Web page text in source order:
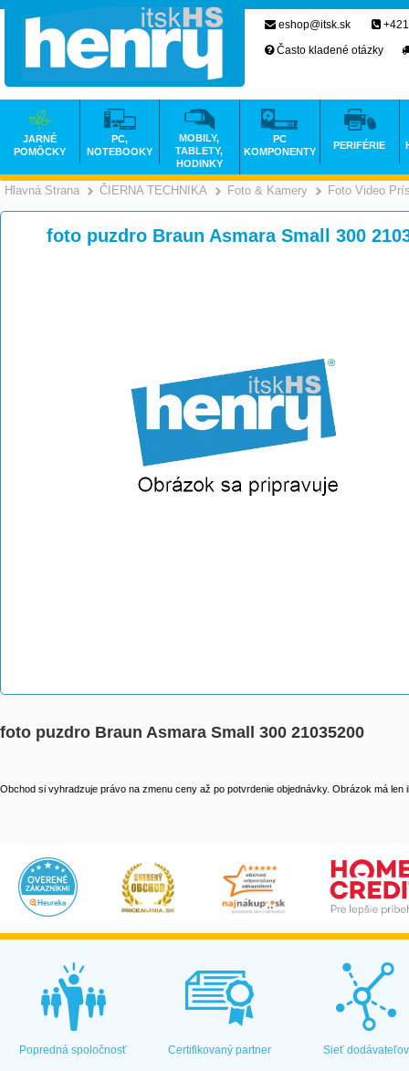
Hlavná Strana >
ČIERNA TECHNIKA >
Foto & Kamery Foto Video
foto puzdro Braun Asmara Small 300
foto puzdro Braun Asmara Small 300 21035200
Obchod si vyhradzuje právo na zmenu ceny až po potvrdenie objednávky. Obrázok má len
eshop@itsk.sk
Často kladené otázky
JARNÉ
POMÔCKY
PC,
NOTEBOOKY
MOBILY,
TABLETY,
HODINKY
PC
KOMPONENTY
PERIFÉRIE
Popredná spoločnosť Certifikovaný partner Sieť dodávateľov